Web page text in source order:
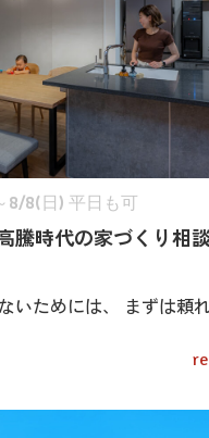
8/8(日) 平日も可
騰時代の家づくり相
いためには、 まずは頼